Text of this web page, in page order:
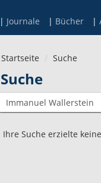
Journale Bücher
Startseite Suche
Suche
Ihre Suche erzielte